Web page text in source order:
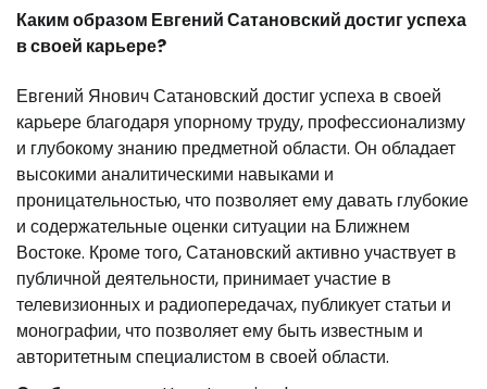
Каким образом Евгений Сатановский достиг успеха
в своей карьере?
Евгений Янович Сатановский достиг успеха в своей
карьере благодаря упорному труду, профессионализму
и глубокому знанию предметной области. Он обладает
высокими аналитическими навыками и
проницательностью, что позволяет ему давать глубокие
и содержательные оценки ситуации на Ближнем
Востоке. Кроме того, Сатановский активно участвует в
публичной деятельности, принимает участие в
телевизионных и радиопередачах, публикует статьи и
монографии, что позволяет ему быть известным и
авторитетным специалистом в своей области.